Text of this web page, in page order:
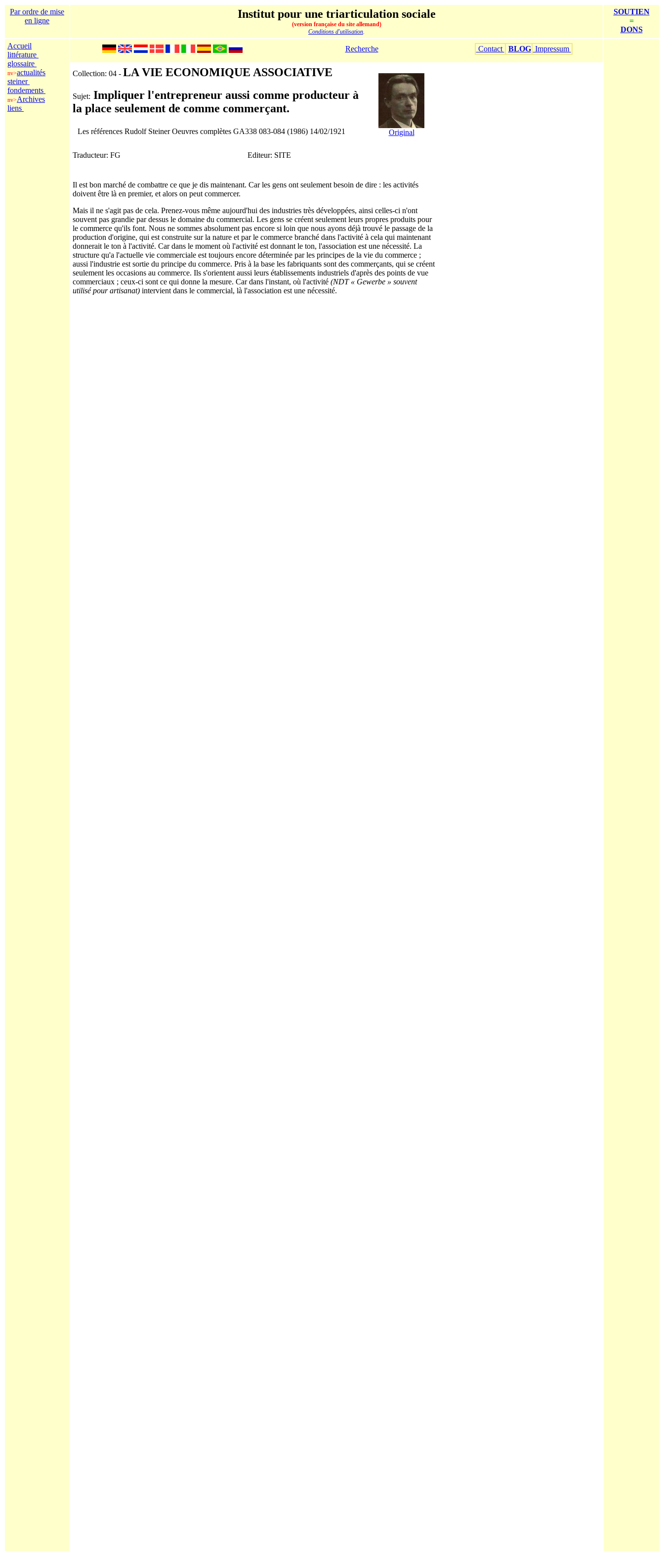
Par ordre de mise
en ligne
Institut pour une triarticulation sociale
(version française du site allemand)
Conditions d'utilisation.
SOUTIEN
=
DONS
Accueil
littérature
glossaire
nv>actualités
steiner
fondements
nv>Archives
liens
Recherche Contact BLOG Impressum
Collection: 04 - LA VIE ECONOMIQUE ASSOCIATIVE
Sujet: Impliquer l'entrepreneur aussi comme producteur à
la place seulement de comme commerçant.
Les références Rudolf Steiner Oeuvres complètes GA338 083-084 (1986) 14/02/1921 Original
Traducteur: FG Editeur: SITE
Il est bon marché de combattre ce que je dis maintenant. Car les gens ont seulement besoin de dire : les activités
doivent être là en premier, et alors on peut commercer.
Mais il ne s'agit pas de cela. Prenez-vous même aujourd'hui des industries très développées, ainsi celles-ci n'ont
souvent pas grandie par dessus le domaine du commercial. Les gens se créent seulement leurs propres produits pour
le commerce qu'ils font. Nous ne sommes absolument pas encore si loin que nous ayons déjà trouvé le passage de la
production d'origine, qui est construite sur la nature et par le commerce branché dans l'activité à cela qui maintenant
donnerait le ton à l'activité. Car dans le moment où l'activité est donnant le ton, l'association est une nécessité. La
structure qu'a l'actuelle vie commerciale est toujours encore déterminée par les principes de la vie du commerce ;
aussi l'industrie est sortie du principe du commerce. Pris à la base les fabriquants sont des commerçants, qui se créent
seulement les occasions au commerce. Ils s'orientent aussi leurs établissements industriels d'après des points de vue
commerciaux ; ceux-ci sont ce qui donne la mesure. Car dans l'instant, où l'activité (NDT « Gewerbe » souvent
utilisé pour artisanat) intervient dans le commercial, là l'association est une nécessité.